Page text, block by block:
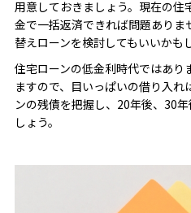
用意しておきましょう。現在の住
金で一括返済できれば問題あり
替えローンを検討してもいいかも
住宅ローンの低金利時代ではあり
ますので、目いっぱいの借り入
ンの残債を把握し、20年後、30
しょう。